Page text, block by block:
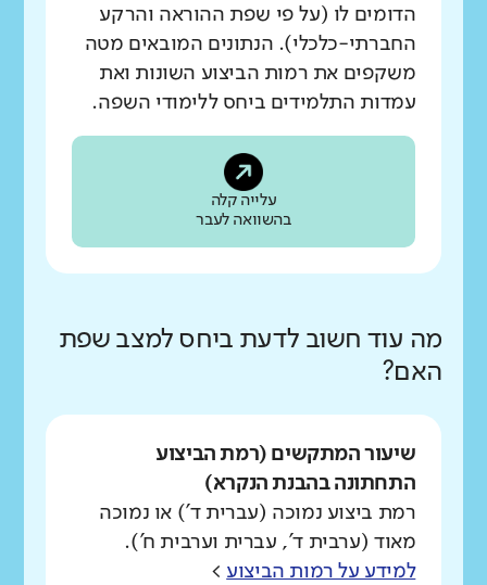
הדומים לו (על פי שפת ההוראה והרקע
החברתי-כלכלי). הנתונים המובאים מטה
משקפים את רמות הביצוע השונות ואת
עמדות התלמידים ביחס ללימודי השפה.
עלייה קלה
בהשוואה לעבר
מה עוד חשוב לדעת ביחס למצב שפת
האם?
שיעור המתקשים (רמת הביצוע
התחתונה בהבנת הנקרא)
רמת ביצוע נמוכה (עברית ד') או נמוכה
מאוד (ערבית ד', עברית וערבית ח').
למידע על רמות הביצוע >